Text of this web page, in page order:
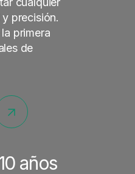
precisión.
primera
de
años